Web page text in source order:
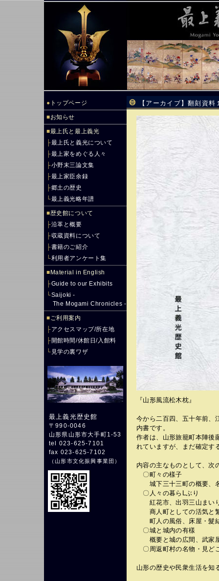
● トップページ
■お知らせ
■最上氏と最上義光
├最上氏と義光について
├最上家をめぐる人々
├小野末三論文集
├最上家臣余録
├郷土の歴史
└最上義光略年譜
■歴史館について
├沿革と概要
├収蔵資料について
├書籍のご紹介
└利用者アンケート集
■ Material in English
├Guide to our Exhibits
└Saijoki -
The Mogami Chronicles -
■ご利用案内
├アクセスマップ/所在地
├開館時間/休館日/入館料
└ 見学の裏ワザ
最上義光歴史館
〒990-0046
山形県山形市大手町1-53
tel 023-625-7101
fax 023-625-7102
（山形市文化振興事業団 ）
【アーカイブ】翻刻資
『山形風流松木枕』
今から二百四、五十年前、
内書です。
作者は、山形旅籠町本陣後
れていますが、まだ確定す
内容の主なものとして、次
〇町々の樣子
城下三十三町の概要、名
〇人々の暮らLぶり
紅花市、出羽三山まい
商人町としての活気と
町人の風俗、床屋・髮
〇城と城内の有樣
概要と城の広間、武家
〇周返町村の名物・見ど
山形の歴史や民衆生活を知